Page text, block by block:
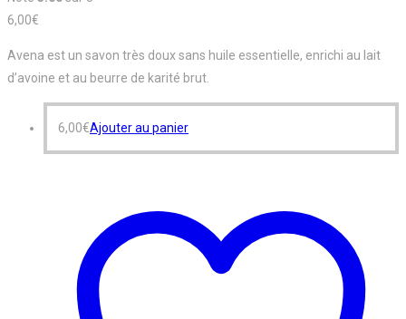
6,00€
Avena est un savon très doux sans huile essentielle, enrichi au lait
d’avoine et au beurre de karité brut.
6,00€Ajouter au panier